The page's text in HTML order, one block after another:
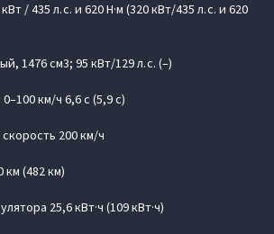
/ 435 л. с. и 620 Н·м (320 кВт/435 л. с. и 620
1476 см3; 95 кВт/129 л. с. (–)
км/ч 6,6 c (5,9 с)
200 км/ч
км (482 км)
25,6 кВт·ч (109 кВт·ч)